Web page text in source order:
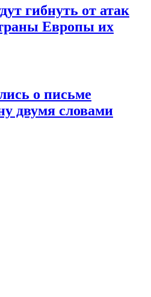
гибнуть от атак
Европы их
о письме
двумя словами